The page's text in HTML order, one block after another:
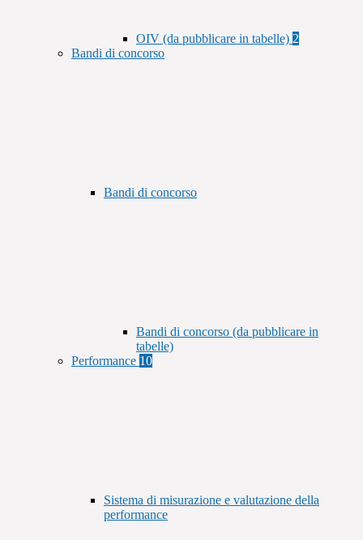
OIV (da pubblicare in tabelle) 2
Bandi di concorso
Bandi di concorso
Bandi di concorso (da pubblicare in
tabelle)
Performance 10
Sistema di misurazione e valutazione della
performance